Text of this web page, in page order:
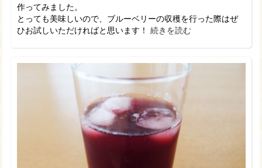
作ってみました。
とっても美味しいので、ブルーベリーの収穫を行った際はぜ
ひお試しいただければと思います！ 続きを読む